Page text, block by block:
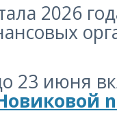
2026
23 июня